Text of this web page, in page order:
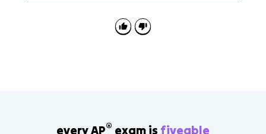
every AP® exam is fiveable